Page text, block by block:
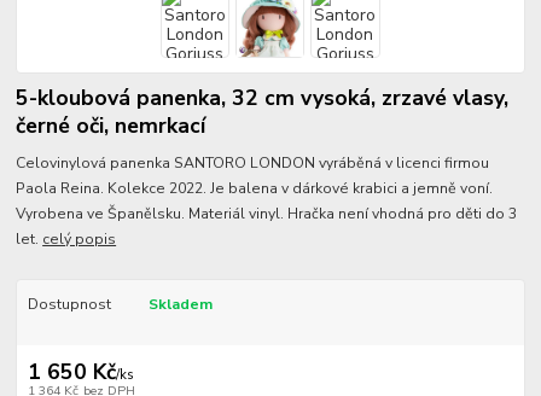
5-kloubová panenka, 32 cm vysoká, zrzavé vlasy,
černé oči, nemrkací
Celovinylová panenka SANTORO LONDON vyráběná v licenci firmou
Paola Reina. Kolekce 2022. Je balena v dárkové krabici a jemně voní.
Vyrobena ve Španělsku. Materiál vinyl. Hračka není vhodná pro děti do 3
let. celý popis
Dostupnost Skladem
1 650 Kč/ks
1 364 Kč bez DPH